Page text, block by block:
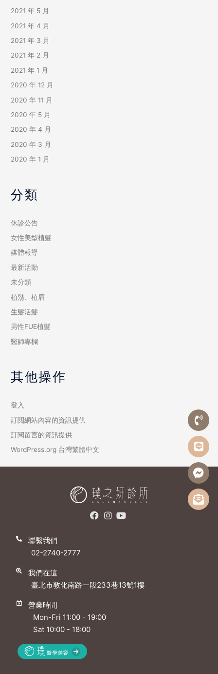
2021 年 5 月
2021 年 4 月
2021 年 3 月
2021 年 2 月
2021 年 1 月
2020 年 12 月
2020 年 11 月
2020 年 5 月
2020 年 4 月
2020 年 3 月
2020 年 1 月
分類
休診公告
女性美型植髮
媒體報導
最新活動
未分類
植鬍、植眉
生髮活髮
男性FUE植髮
醫師專欄
其他操作
登入
訂閱網站內容的資訊提供
訂閱留言的資訊提供
WordPress.org 台灣繁體中文
聯繫我們
02-2740-2777
我們在這
臺北市敦化南路一段233巷13號1樓
營業時間
Mon-Fri 11:00 - 19:00
Sat 10:00 - 18:00